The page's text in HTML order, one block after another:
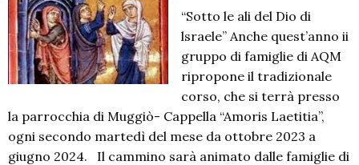
“Sotto le ali del Dio di
lsraele” Anche quest’anno ii
gruppo di famiglie di AQM
ripropone il tradizionale
corso, che si terrà presso
la parrocchia di Muggiò- Cappella “Amoris Laetitia”,
ogni secondo martedì del mese da ottobre 2023 a
giugno 2024. Il cammino sarà animato dalle famiglie di